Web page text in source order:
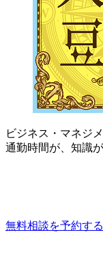
ビジネス・マネジ
通勤時間が、知識
無料相談を予約する